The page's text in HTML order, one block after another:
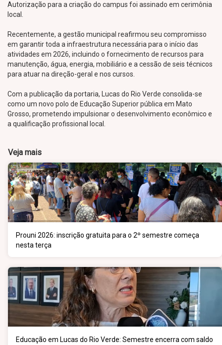
Autorização para a criação do campus foi assinado em cerimônia
local.
Recentemente, a gestão municipal reafirmou seu compromisso
em garantir toda a infraestrutura necessária para o início das
atividades em 2026, incluindo o fornecimento de recursos para
manutenção, água, energia, mobiliário e a cessão de seis técnicos
para atuar na direção-geral e nos cursos.
Com a publicação da portaria, Lucas do Rio Verde consolida-se
como um novo polo de Educação Superior pública em Mato
Grosso, prometendo impulsionar o desenvolvimento econômico e
a qualificação profissional local.
Veja mais
Prouni 2026: inscrição gratuita para o 2º semestre começa
nesta terça
Educação em Lucas do Rio Verde: Semestre encerra com saldo